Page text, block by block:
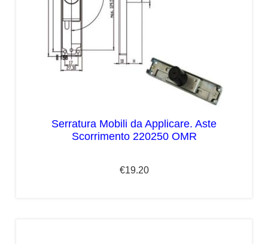
Serratura Mobili da Applicare. Aste
Scorrimento 220250 OMR
€19.20